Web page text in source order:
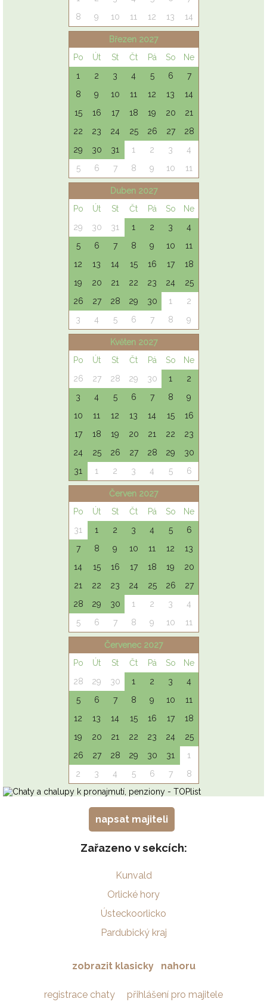
napsat majiteli
Zařazeno v sekcích:
Kunvald
Orlické hory
Ústeckoorlicko
Pardubický kraj
zobrazit klasicky nahoru
registrace chaty přihlášení pro majitele